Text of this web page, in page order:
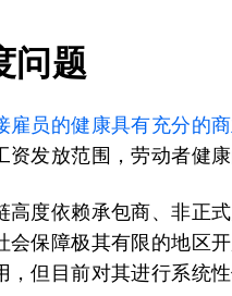
问题
雇员的健康具有充分的
资发放范围，劳动者健
高度依赖承包商、非正
会保障极其有限的地区
，但目前对其进行系统性